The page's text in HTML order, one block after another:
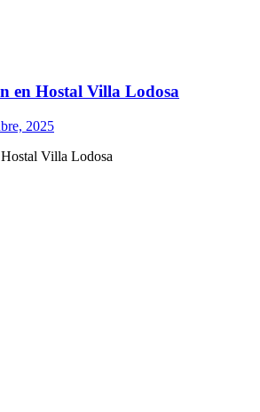
en Hostal Villa Lodosa
2025
Villa Lodosa